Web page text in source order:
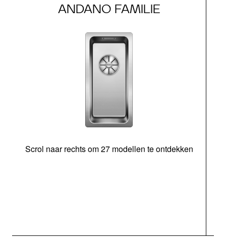
ANDANO FAMILIE
Scrol naar rechts om 27 modellen te ontdekken